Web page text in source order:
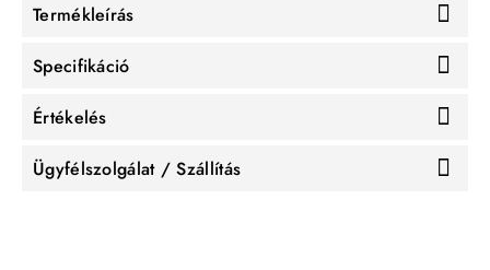
Termékleírás
Specifikáció
Értékelés
Ügyfélszolgálat / Szállítás